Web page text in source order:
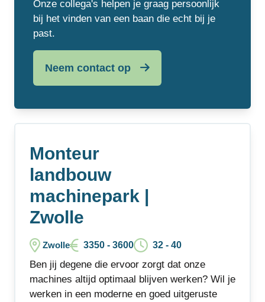
Onze collega's helpen je graag persoonlijk
bij het vinden van een baan die echt bij je
past.
Neem contact op
Monteur
landbouw
machinepark |
Zwolle
Zwolle 3350 - 3600 32 - 40
Ben jij degene die ervoor zorgt dat onze
machines altijd optimaal blijven werken? Wil je
werken in een moderne en goed uitgeruste